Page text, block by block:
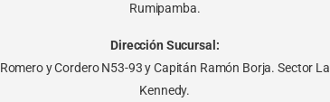
Rumipamba.
Dirección Sucursal:
Romero y Cordero N53-93 y Capitán Ramón Borja. Sector La
Kennedy.